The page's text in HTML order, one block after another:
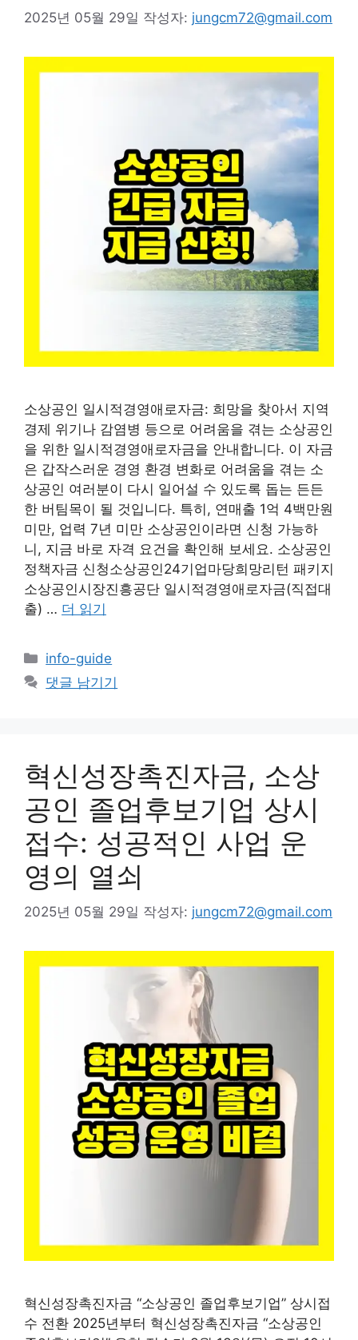
2025년 05월 29일 작성자: jungcm72@gmail.com
소상공인 일시적경영애로자금: 희망을 찾아서 지역
경제 위기나 감염병 등으로 어려움을 겪는 소상공인
을 위한 일시적경영애로자금을 안내합니다. 이 자금
은 갑작스러운 경영 환경 변화로 어려움을 겪는 소
상공인 여러분이 다시 일어설 수 있도록 돕는 든든
한 버팀목이 될 것입니다. 특히, 연매출 1억 4백만원
미만, 업력 7년 미만 소상공인이라면 신청 가능하
니, 지금 바로 자격 요건을 확인해 보세요. 소상공인
정책자금 신청소상공인24기업마당희망리턴 패키지
소상공인시장진흥공단 일시적경영애로자금(직접대
출) … 더 읽기
카
테
info-guide
댓글 남기기
혁신성장촉진자금, 소상
공인 졸업후보기업 상시
접수: 성공적인 사업 운
영의 열쇠
2025년 05월 29일 작성자: jungcm72@gmail.com
혁신성장촉진자금 “소상공인 졸업후보기업” 상시접
수 전환 2025년부터 혁신성장촉진자금 “소상공인